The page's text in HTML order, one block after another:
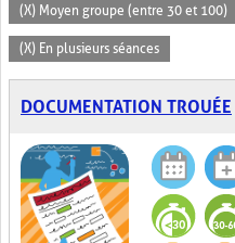
(X) Moyen groupe (entre 30 et 100)
(X) En plusieurs séances
DOCUMENTATION TROUÉE